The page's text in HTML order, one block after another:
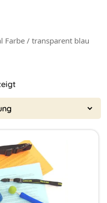
Farbe / transparent blau